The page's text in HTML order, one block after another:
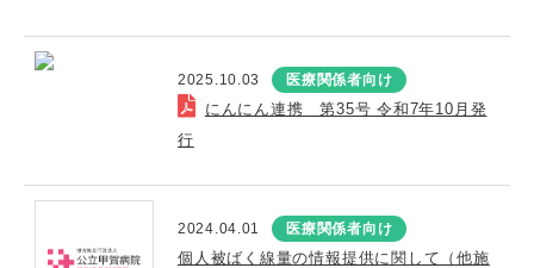
2025.10.03 医療関係者向け
にんにん連携 第35号 令和7年10月発
行
2024.04.01 医療関係者向け
個人被ばく線量の情報提供に関して（他施